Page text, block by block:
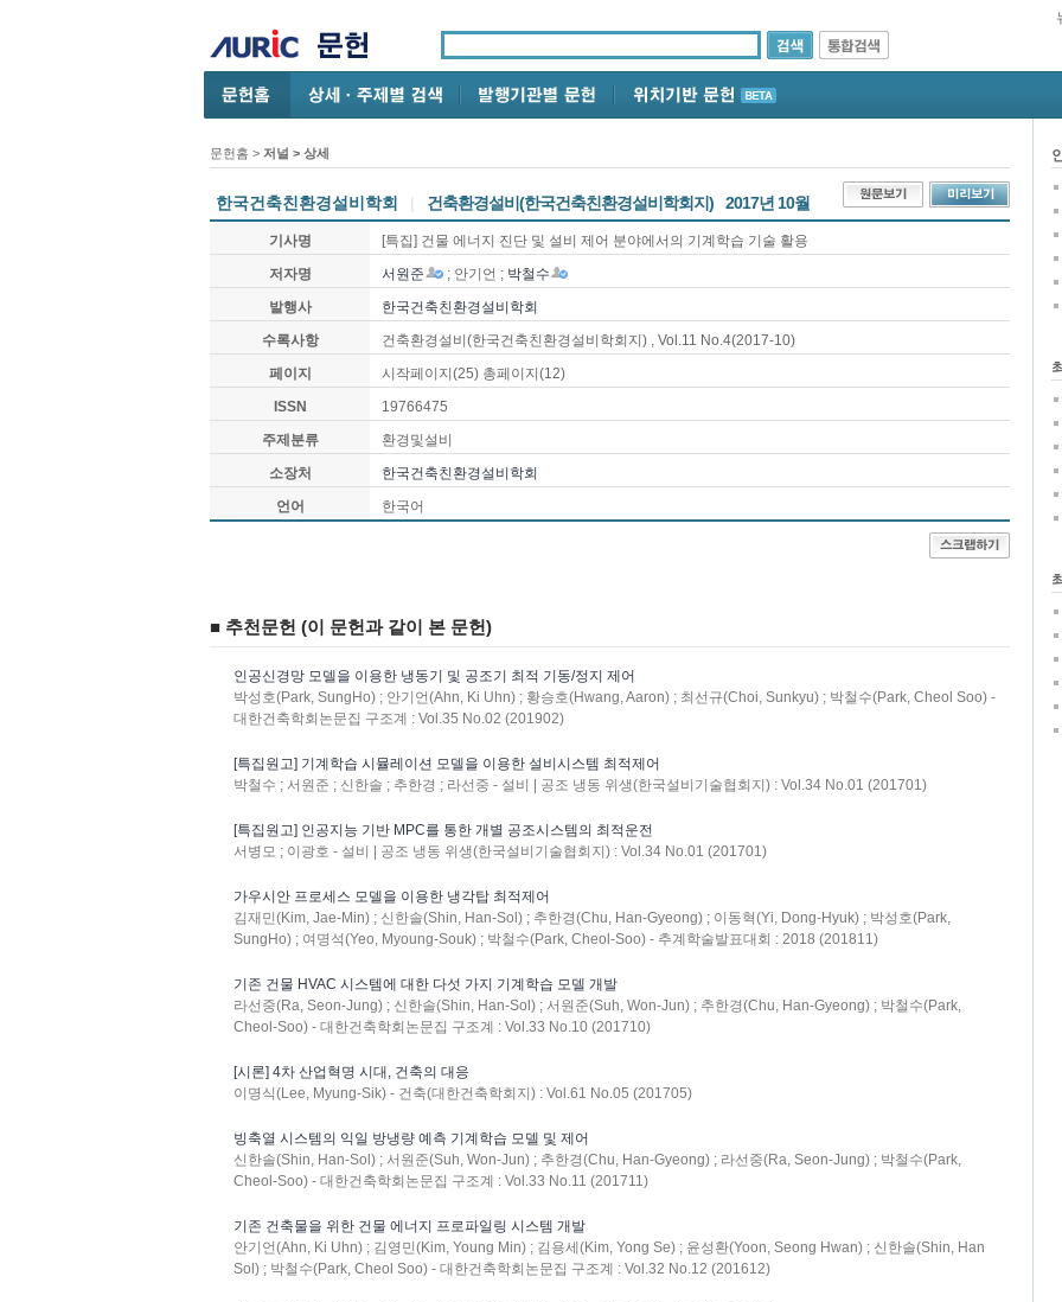
문헌홈 > 저널 > 상세
한국건축친환경설비학회 | 건축환경설비(한국건축친환경설비학회지) 2017년 10월
기사명
[특집] 건물 에너지 진단 및 설비 제어 분야에서의 기계학습 기술 활용
저자명
서원준 ; 안기언 ; 박철수
발행사
한국건축친환경설비학회
수록사항
건축환경설비(한국건축친환경설비학회지) , Vol.11 No.4(2017-10)
페이지
시작페이지(25) 총페이지(12)
ISSN
19766475
주제분류
환경및설비
소장처
한국건축친환경설비학회
언어
한국어
■ 추천문헌 (이 문헌과 같이 본 문헌)
인공신경망 모델을 이용한 냉동기 및 공조기 최적 기동/정지 제어
박성호(Park, SungHo) ; 안기언(Ahn, Ki Uhn) ; 황승호(Hwang, Aaron) ; 최선규(Choi, Sunkyu) ; 박철수(Park, Cheol Soo) -
대한건축학회논문집 구조계 : Vol.35 No.02 (201902)
[특집원고] 기계학습 시뮬레이션 모델을 이용한 설비시스템 최적제어
박철수 ; 서원준 ; 신한솔 ; 추한경 ; 라선중 - 설비 | 공조 냉동 위생(한국설비기술협회지) : Vol.34 No.01 (201701)
[특집원고] 인공지능 기반 MPC를 통한 개별 공조시스템의 최적운전
서병모 ; 이광호 - 설비 | 공조 냉동 위생(한국설비기술협회지) : Vol.34 No.01 (201701)
가우시안 프로세스 모델을 이용한 냉각탑 최적제어
김재민(Kim, Jae-Min) ; 신한솔(Shin, Han-Sol) ; 추한경(Chu, Han-Gyeong) ; 이동혁(Yi, Dong-Hyuk) ; 박성호(Park,
SungHo) ; 여명석(Yeo, Myoung-Souk) ; 박철수(Park, Cheol-Soo) - 추계학술발표대회 : 2018 (201811)
기존 건물 HVAC 시스템에 대한 다섯 가지 기계학습 모델 개발
라선중(Ra, Seon-Jung) ; 신한솔(Shin, Han-Sol) ; 서원준(Suh, Won-Jun) ; 추한경(Chu, Han-Gyeong) ; 박철수(Park,
Cheol-Soo) - 대한건축학회논문집 구조계 : Vol.33 No.10 (201710)
[시론] 4차 산업혁명 시대, 건축의 대응
이명식(Lee, Myung-Sik) - 건축(대한건축학회지) : Vol.61 No.05 (201705)
빙축열 시스템의 익일 방냉량 예측 기계학습 모델 및 제어
신한솔(Shin, Han-Sol) ; 서원준(Suh, Won-Jun) ; 추한경(Chu, Han-Gyeong) ; 라선중(Ra, Seon-Jung) ; 박철수(Park,
Cheol-Soo) - 대한건축학회논문집 구조계 : Vol.33 No.11 (201711)
기존 건축물을 위한 건물 에너지 프로파일링 시스템 개발
안기언(Ahn, Ki Uhn) ; 김영민(Kim, Young Min) ; 김용세(Kim, Yong Se) ; 윤성환(Yoon, Seong Hwan) ; 신한솔(Shin, Han
Sol) ; 박철수(Park, Cheol Soo) - 대한건축학회논문집 구조계 : Vol.32 No.12 (201612)